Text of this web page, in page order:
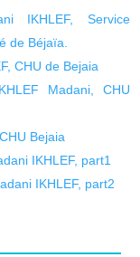
IKHLEF, Service
de Béjaïa.
CHU de Bejaia
Madani, CHU
Bejaia
IKHLEF, part1
IKHLEF, part2